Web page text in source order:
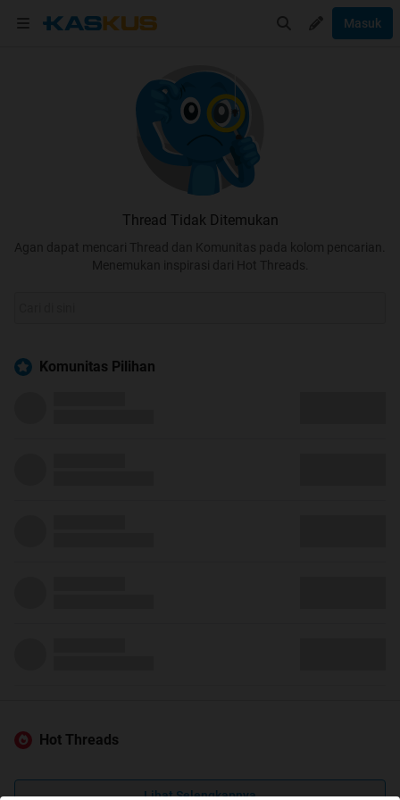
Masuk
Thread Tidak Ditemukan
Agan dapat mencari Thread dan Komunitas pada kolom pencarian.
Menemukan inspirasi dari Hot Threads.
Komunitas Pilihan
Hot Threads
Lihat Selengkapnya